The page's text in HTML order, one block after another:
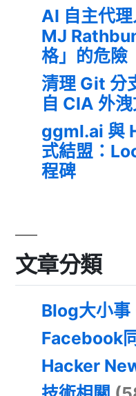
AI 自主代
MJ
格」的危險
清理 Git 分
自 CIA 外
ggml.ai 與
式結盟：
程碑
文章分類
Blog大小事
Facebook
Hacker